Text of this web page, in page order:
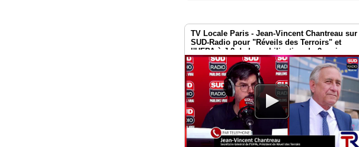
TV Locale Paris - Jean-Vincent Chantreau sur
SUD-Radio pour "Réveils des Terroirs" et
l'UFPA à J-2 de la mobilisation du 2 mai
Place Vauban - Paris